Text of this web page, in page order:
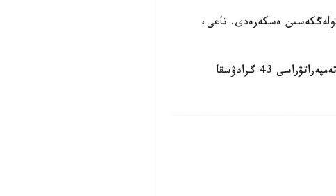
ەسكەرەدى. تاعى،
ايتا كەتەيىك، ەلدە اپتاپ ىستىق شەكەدەن ءوتىپ بارادى. كەيىنگى كۇندەرى اۋا تەمپەراتۋراسى 43 گرادۋسقا